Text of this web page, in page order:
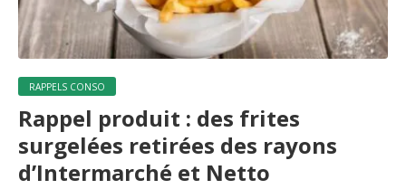
RAPPELS CONSO
Rappel produit : des frites
surgelées retirées des rayons
d’Intermarché et Netto